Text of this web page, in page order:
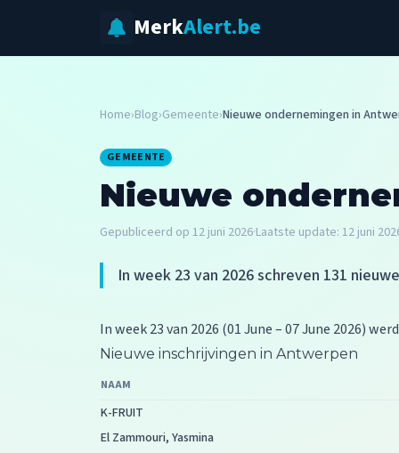
MerkAlert.be
Home›Blog›Gemeente›Nieuwe ondernemingen in
GEMEENTE
Nieuwe
Gepubliceerd op 12 juni 2026·Laatste update: 12 juni
In week 23 van 2026 schreven 131
In week 23 van 2026 (01 June – 07 June 2026)
Nieuwe inschrijvingen in Antwerpen
NAAM
K-FRUIT
El Zammouri, Yasmina